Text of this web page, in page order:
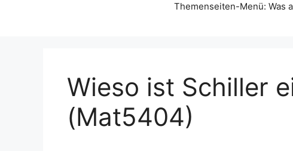
Themenseiten-Menü: Was
Wieso ist Schiller
(Mat5404)